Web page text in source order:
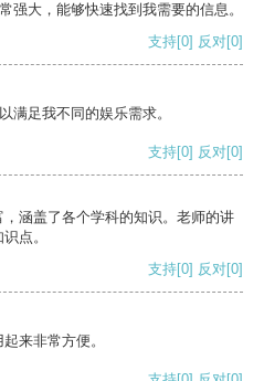
强大，能够快速找到我需要的信息。
支持[0] 反对[0]
满足我不同的娱乐需求。
支持[0] 反对[0]
涵盖了各个学科的知识。老师的讲
点。
支持[0] 反对[0]
来非常方便。